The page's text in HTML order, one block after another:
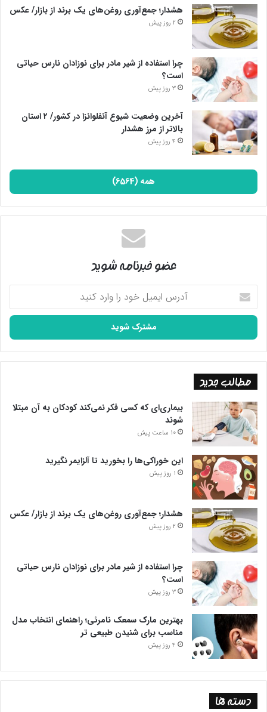
هشدار؛ جمع‌آوری روغن‌های یک برند از بازار/ عکس
2 روز پیش
چرا استفاده از شیر مادر برای نوزادان نارس حیاتی
است؟
3 روز پیش
آخرین وضعیت شیوع آنفلوانزا در کشور/ ۲ استان
بالاتر از مرز هشدار
4 روز پیش
همه (6564)
عضو خبرنامه شوید
آدرس
ایمیل
خود
وارد
کنید
مطالب جدید
بیماری‌ای که کسی فکر نمی‌کند کودکان به آن مبتلا
شوند
10 ساعت پیش
این خوراکی‌ها را بخورید تا آلزایمر نگیرید
1 روز پیش
هشدار؛ جمع‌آوری روغن‌های یک برند از بازار/ عکس
2 روز پیش
چرا استفاده از شیر مادر برای نوزادان نارس حیاتی
است؟
3 روز پیش
بهترین مارک سمعک نامرئی؛ راهنمای انتخاب مدل
مناسب برای شنیدن طبیعی تر
4 روز پیش
دسته ها